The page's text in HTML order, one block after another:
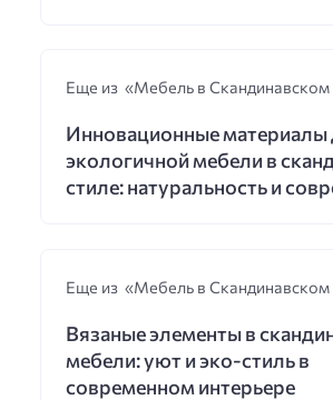
Еще из «Мебель в Скандинавском
Инновационные материалы
экологичной мебели в
стиле: натуральность и
Еще из «Мебель в Скандинавском
Вязаные элементы в
мебели: уют и эко-стиль в
современном интерьере